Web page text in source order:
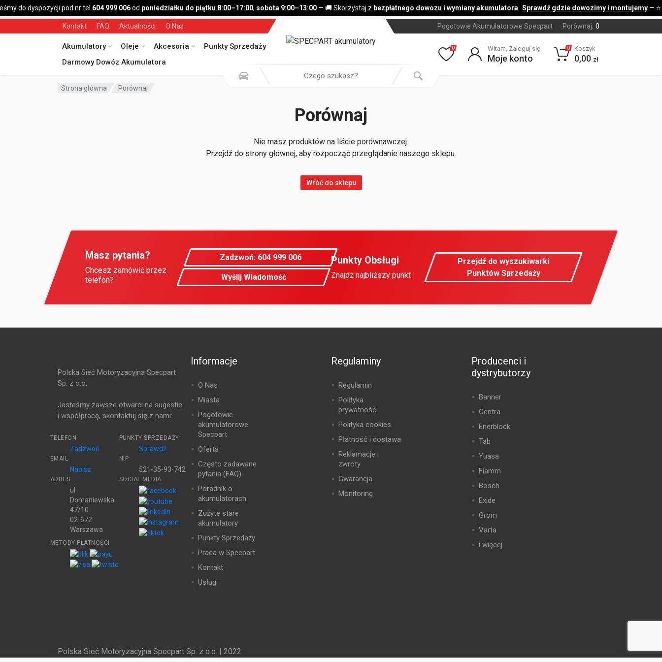
do dyspozycji pod nr tel 604 999 006od poniedziałku do piątku 8:00–17:00, sobota 9:00–13:00— 🚚 Skorzystaj z bezpłatnego dowozu i wymiany akumulatora Sprawdź gdzie dowozimy i montujemy— ⭐
Kontakt FAQ Aktualności O Nas Pogotowie Akumulatorowe Specpart Porównaj: 0
Akumulatory Oleje Akcesoria
Punkty Sprzedaży
Darmowy Dowóz Akumulatora
0 Witam, Zaloguj się
Moje konto
0 Koszyk
0,00 zł
Strona główna Porównaj
Porównaj
Nie masz produktów na liście porównawczej.
Przejdź do strony głównej, aby rozpocząć przeglądanie naszego sklepu.
Wróć do sklepu
Masz pytania?
Chcesz zamówić przez
telefon?
Zadzwoń: 604 999 006
Wyślij Wiadomość
Punkty Obsługi
Znajdź najbliższy punkt
Przejdź do wyszukiwarki
Punktów Sprzedaży
Polska Sieć Motoryzacyjna Specpart
Sp. z o.o.
Jesteśmy zawsze otwarci na sugestie
i współpracę, skontaktuj się z nami:
TELEFON
Zadzwoń
PUNKTY SPRZEDAŻY
Sprawdź
EMAIL
Napisz
NIP
521-35-93-742
ADRES
ul.
Domaniewska
47/10
02-672
Warszawa
SOCIAL MEDIA
METODY PŁATNOŚCI
Informacje
O Nas
Miasta
Pogotowie
akumulatorowe
Specpart
Oferta
Często zadawane
pytania (FAQ)
Poradnik o
akumulatorach
Zużyte stare
akumulatory
Punkty Sprzedaży
Praca w Specpart
Kontakt
Usługi
Regulaminy
Regulamin
Polityka
prywatności
Polityka cookies
Płatność i dostawa
Reklamacje i
zwroty
Gwarancja
Monitoring
Producenci i
dystrybutorzy
Banner
Centra
Enerblock
Tab
Yuasa
Fiamm
Bosch
Exide
Grom
Varta
i więcej
Polska Sieć Motoryzacyjna Specpart Sp. z o.o. | 2022